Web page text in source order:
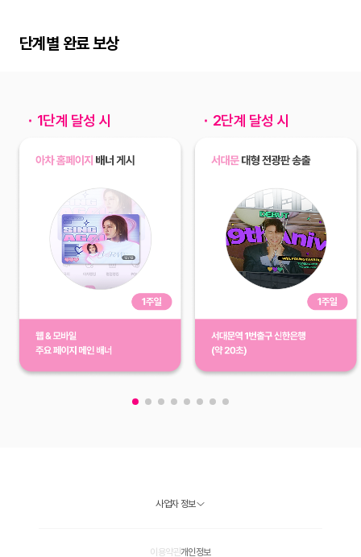
단계별 완료 보상
1단계 달성 시 2단계 달성 시
사업자 정보
이용약관개인정보